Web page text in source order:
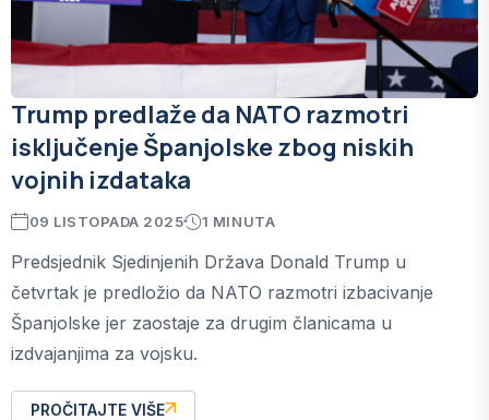
Trump predlaže da NATO razmotri
isključenje Španjolske zbog niskih
vojnih izdataka
09 LISTOPADA 2025 1 MINUTA
Predsjednik Sjedinjenih Država Donald Trump u
četvrtak je predložio da NATO razmotri izbacivanje
Španjolske jer zaostaje za drugim članicama u
izdvajanjima za vojsku.
PROČITAJTE VIŠE